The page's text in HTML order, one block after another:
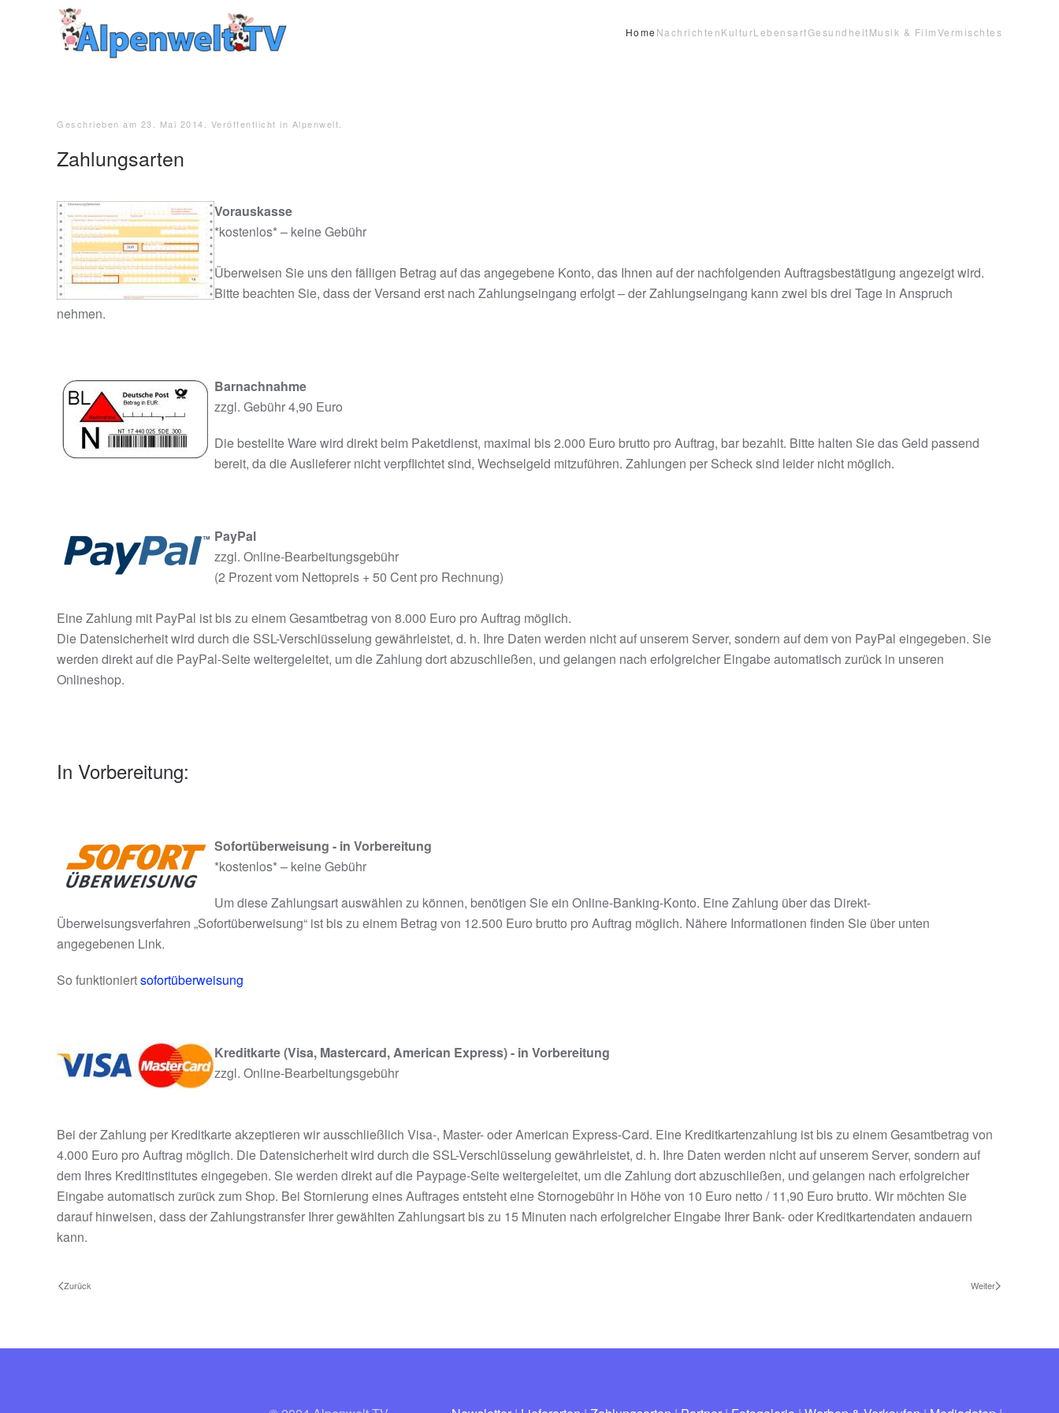
Zum Hauptinhalt springen Home NachrichtenKulturLebensartGesundheitMusik & FilmVermischtes
Geschrieben am 23. Mai 2014 . Veröffentlicht in Alpenwelt
Zahlungsarten
Vorauskasse
*kostenlos* – keine Gebühr
Überweisen Sie uns den fälligen Betrag auf das angegebene Konto, das Ihnen auf der nachfolgenden Auftragsbestätigung angezeigt wird.
Bitte beachten Sie, dass der Versand erst nach Zahlungseingang erfolgt – der Zahlungseingang kann zwei bis drei Tage in Anspruch
nehmen.
Barnachnahme
zzgl. Gebühr 4,90 Euro
Die bestellte Ware wird direkt beim Paketdienst, maximal bis 2.000 Euro brutto pro Auftrag, bar bezahlt. Bitte halten Sie das Geld passend
bereit, da die Auslieferer nicht verpflichtet sind, Wechselgeld mitzuführen. Zahlungen per Scheck sind leider nicht möglich.
PayPal
zzgl. Online-Bearbeitungsgebühr
(2 Prozent vom Nettopreis + 50 Cent pro Rechnung)
Eine Zahlung mit PayPal ist bis zu einem Gesamtbetrag von 8.000 Euro pro Auftrag möglich.
Die Datensicherheit wird durch die SSL-Verschlüsselung gewährleistet, d. h. Ihre Daten werden nicht auf unserem Server, sondern auf dem von PayPal eingegeben. Sie
werden direkt auf die PayPal-Seite weitergeleitet, um die Zahlung dort abzuschließen, und gelangen nach erfolgreicher Eingabe automatisch zurück in unseren
Onlineshop.
In Vorbereitung:
Sofortüberweisung - in Vorbereitung
*kostenlos* – keine Gebühr
Um diese Zahlungsart auswählen zu können, benötigen Sie ein Online-Banking-Konto. Eine Zahlung über das Direkt-
Überweisungsverfahren „Sofortüberweisung“ ist bis zu einem Betrag von 12.500 Euro brutto pro Auftrag möglich. Nähere Informationen finden Sie über unten
angegebenen Link.
So funktioniertsofortüberweisung
Kreditkarte (Visa, Mastercard, American Express) - in Vorbereitung
zzgl. Online-Bearbeitungsgebühr
Bei der Zahlung per Kreditkarte akzeptieren wir ausschließlich Visa-, Master- oder American Express-Card. Eine Kreditkartenzahlung ist bis zu einem Gesamtbetrag von
4.000 Euro pro Auftrag möglich. Die Datensicherheit wird durch die SSL-Verschlüsselung gewährleistet, d. h. Ihre Daten werden nicht auf unserem Server, sondern auf
dem Ihres Kreditinstitutes eingegeben. Sie werden direkt auf die Paypage-Seite weitergeleitet, um die Zahlung dort abzuschließen, und gelangen nach erfolgreicher
Eingabe automatisch zurück zum Shop. Bei Stornierung eines Auftrages entsteht eine Stornogebühr in Höhe von 10 Euro netto / 11,90 Euro brutto. Wir möchten Sie
darauf hinweisen, dass der Zahlungstransfer Ihrer gewählten Zahlungsart bis zu 15 Minuten nach erfolgreicher Eingabe Ihrer Bank- oder Kreditkartendaten andauern
kann.
Zurück Weiter